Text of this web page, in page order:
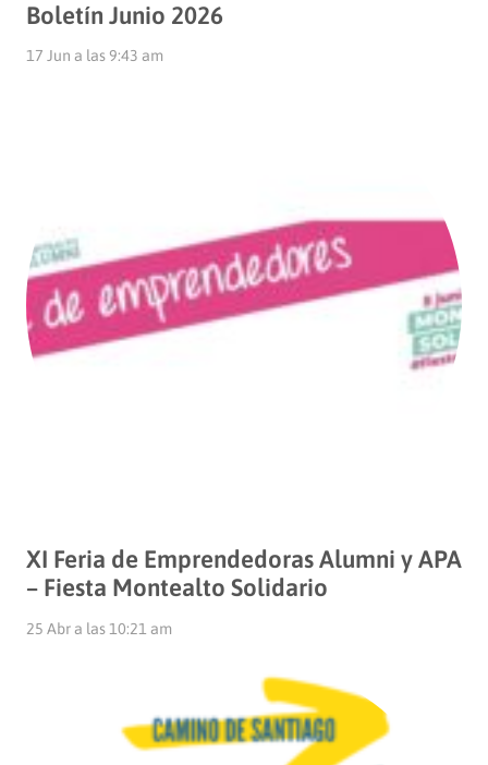
Boletín Junio 2026
17 Jun a las 9:43 am
XI Feria de Emprendedoras Alumni y APA
– Fiesta Montealto Solidario
25 Abr a las 10:21 am